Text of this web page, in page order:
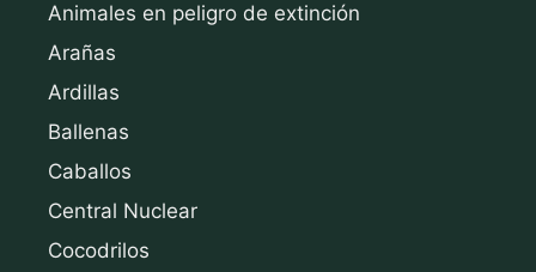
Animales en peligro de extinción
Arañas
Ardillas
Ballenas
Caballos
Central Nuclear
Cocodrilos